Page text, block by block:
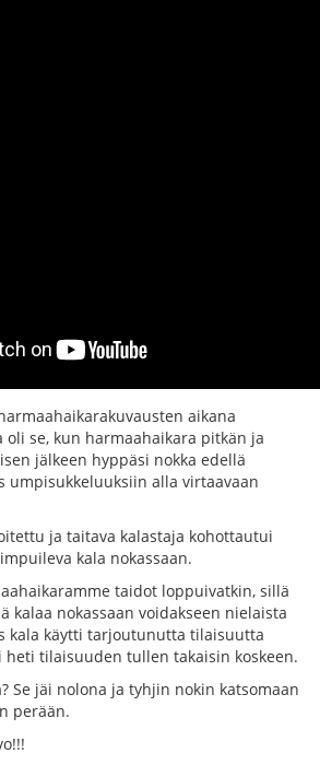
aikana
se, kun harmaahaikara pitkän ja
jälkeen hyppäsi nokka edellä
umpisukkeluuksiin alla virtaavaan
ja taitava kalastaja kohottautui
kala nokassaan.
taidot loppuivatkin, sillä
kalaa nokassaan voidakseen nielaista
kala käytti tarjoutunutta tilaisuutta
heti tilaisuuden tullen takaisin koskeen.
Se jäi nolona ja tyhjin nokin katsomaan
perään.